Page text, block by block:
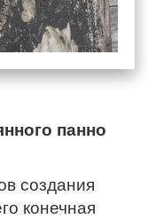
панно
создания
конечная